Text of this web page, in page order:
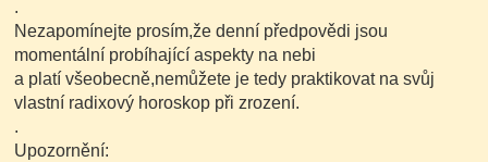
.
Nezapomínejte prosím,že denní předpovědi jsou
momentální probíhající aspekty na nebi
a platí všeobecně,nemůžete je tedy praktikovat na svůj
vlastní radixový horoskop při zrození.
.
Upozornění: